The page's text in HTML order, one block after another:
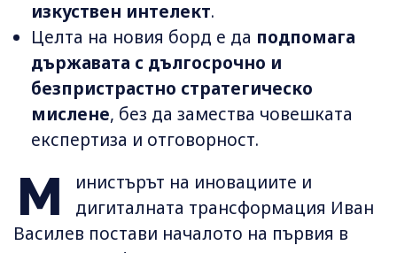
изкуствен интелект.
Целта на новия борд е да подпомага
държавата с дългосрочно и
безпристрастно стратегическо
мислене, без да замества човешката
експертиза и отговорност.
М
инистърът на иновациите и
дигиталната трансформация Иван
Василев постави началото на първия в